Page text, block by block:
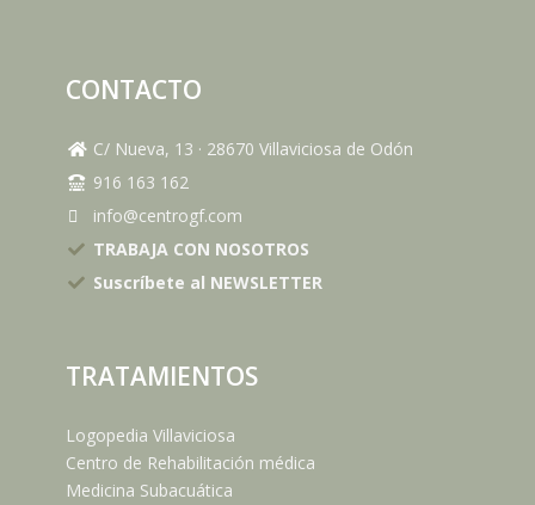
CONTACTO
C/ Nueva, 13 · 28670 Villaviciosa de Odón
916 163 162
info@centrogf.com
TRABAJA CON NOSOTROS
Suscríbete al NEWSLETTER
TRATAMIENTOS
Logopedia Villaviciosa
Centro de Rehabilitación médica
Medicina Subacuática